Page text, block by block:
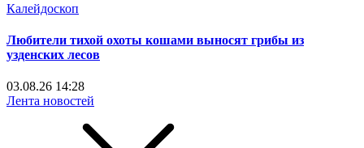
Калейдоскоп
Любители тихой охоты кошами выносят грибы из
узденских лесов
03.08.26 14:28
Лента новостей